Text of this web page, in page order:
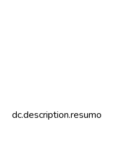
dc.description.resumo